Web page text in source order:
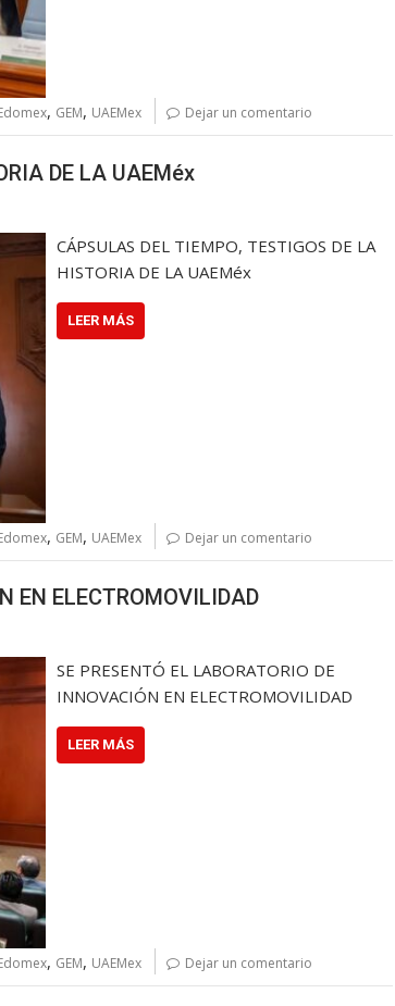
, GEM, UAEMex Dejar un comentario
DE LA UAEMéx
CÁPSULAS DEL TIEMPO, TESTIGOS DE LA
HISTORIA DE LA UAEMéx
LEER MÁS
, GEM, UAEMex Dejar un comentario
EN ELECTROMOVILIDAD
SE PRESENTÓ EL LABORATORIO DE
INNOVACIÓN EN ELECTROMOVILIDAD
LEER MÁS
, GEM, UAEMex Dejar un comentario